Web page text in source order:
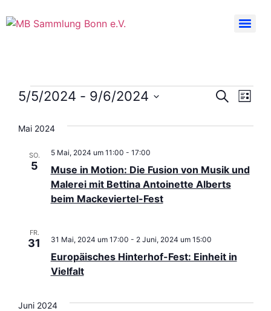
Suche
SucheListe
5/5/2024 - 9/6/2024
Mai 2024
SO.
5
Muse in Motion: Die Fusion von Musik und
Malerei mit Bettina Antoinette Alberts
beim Mackeviertel-Fest
5 Mai, 2024 um 11:00 - 17:00
FR.
31
Europäisches Hinterhof-Fest: Einheit in
Vielfalt
31 Mai, 2024 um 17:00 - 2 Juni, 2024 um 15:00
Juni 2024